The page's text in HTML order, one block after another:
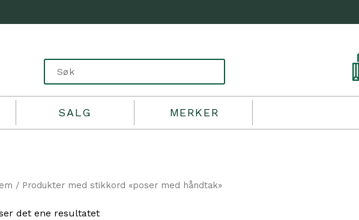
SALG MERKER
/ Produkter med stikkord «poser med håndtak»
det ene resultatet